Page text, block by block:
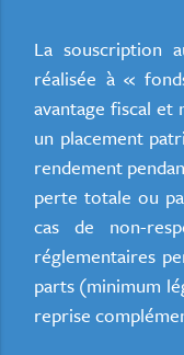
La souscription
réalisée à «
avantage fiscal et
un placement
rendement
perte totale ou
cas de non-
réglementaires
parts (minimum
reprise